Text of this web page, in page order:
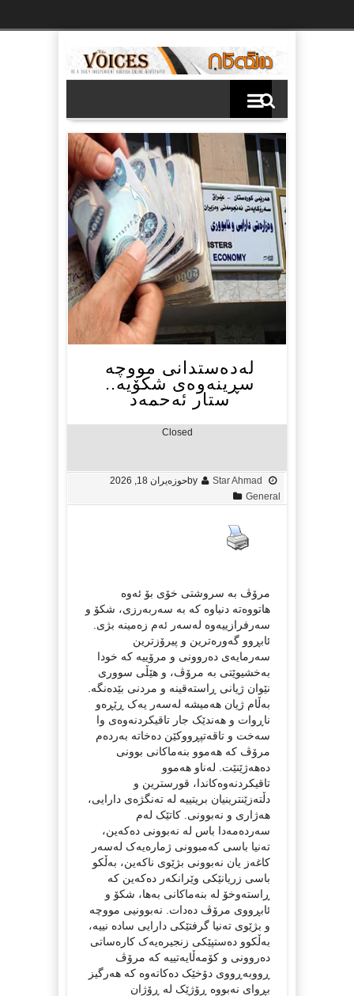
لەدەستدانی مووچە
سڕینەوەی شکۆیە..
ستار ئەحمەد
Closed
by Star Ahmad
حوزه‌یران 18, 2026
General
مرۆڤ بە سروشتی خۆی بۆ ئەوە
هاتووەتە دنیاوە کە بە سەربەرزی، شکۆ و
سەرفرازییەوە لەسەر ئەم زەمینە بژی.
ئابڕوو گەورەترین و پیرۆزترین
سەرمایەی دەروونی و مرۆییە کە خودا
بەخشیوێتی بە مرۆڤ، و هێڵی سووری
نێوان ژیانی ڕاستەقینە و مردنی بێدەنگە.
بەڵام ژیان هەمیشە لەسەر یەک ڕێڕەو
ناڕوات و هەندێک جار تاقیکردنەوەی وا
سەخت و تاقەتپڕووکێن دەخاتە بەردەم
مرۆڤ کە هەموو بنەماکانی بوونی
دەهەژێنێت. لەناو هەموو
تاقیکردنەوەکاندا، قورسترین و
دڵتەزێنترینیان بریتییە لە تەنگژەی دارایی،
هەژاری و نەبوونی. کاتێک لەم
سەردەمەدا باس لە نەبوونی دەکەین،
تەنیا باسی کەمبوونی ژمارەیەک لەسەر
کاغەز یان نەبوونی بژێوی ناکەین، بەڵکو
باسی زریانێکی وێرانکەر دەکەین کە
ڕاستەوخۆ لە بنەماکانی بەها، شکۆ و
ئابڕووی مرۆڤ دەدات. نەبوونیی مووچە
و بژێوی تەنیا گرفتێکی دارایی سادە نییە،
بەڵکوو دەستپێكی زنجیرەیەک کارەساتی
دەروونی و کۆمەڵایەتییە کە مرۆڤ
ڕووبەڕووی دۆخێک دەکاتەوە کە هەرگیز
بڕوای نەبووە ڕۆژێک لە ڕۆژان